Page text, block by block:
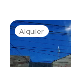
Alquiler